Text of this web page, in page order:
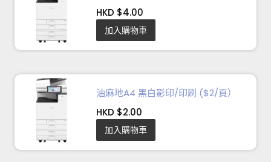
HKD $4.00
加入購物車
油麻地A4 黑白影印/印刷 ($2/頁）
HKD $2.00
加入購物車